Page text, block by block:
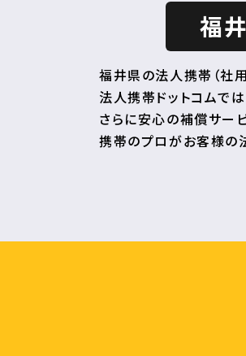
福
福井県の法人携帯（社
法人携帯ドットコムで
さらに安心の補償サー
携帯のプロがお客様の